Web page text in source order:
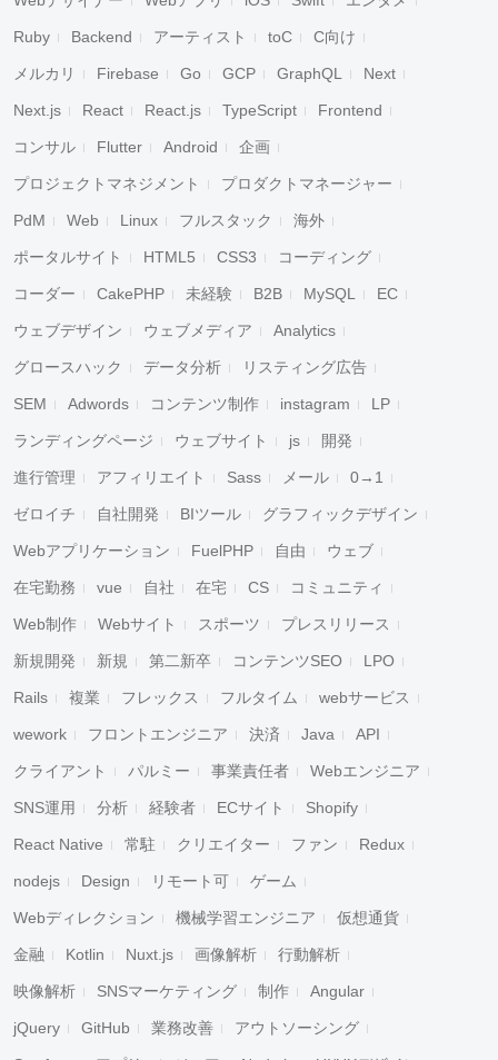
Ruby Backend アーティスト toC C向け
メルカリ Firebase Go GCP GraphQL Next
Next.js React React.js TypeScript Frontend
コンサル Flutter Android 企画
プロジェクトマネジメント プロダクトマネージャー
PdM Web Linux フルスタック 海外
ポータルサイト HTML5 CSS3 コーディング
コーダー CakePHP 未経験 B2B MySQL EC
ウェブデザイン ウェブメディア Analytics
グロースハック データ分析 リスティング広告
SEM Adwords コンテンツ制作 instagram LP
ランディングページ ウェブサイト js 開発
進行管理 アフィリエイト Sass メール 0→1
ゼロイチ 自社開発 BIツール グラフィックデザイン
Webアプリケーション FuelPHP 自由 ウェブ
在宅勤務 vue 自社 在宅 CS コミュニティ
Web制作 Webサイト スポーツ プレスリリース
新規開発 新規 第二新卒 コンテンツSEO LPO
Rails 複業 フレックス フルタイム webサービス
wework フロントエンジニア 決済 Java API
クライアント パルミー 事業責任者 Webエンジニア
SNS運用 分析 経験者 ECサイト Shopify
React Native 常駐 クリエイター ファン Redux
nodejs Design リモート可 ゲーム
Webディレクション 機械学習エンジニア 仮想通貨
金融 Kotlin Nuxt.js 画像解析 行動解析
映像解析 SNSマーケティング 制作 Angular
jQuery GitHub 業務改善 アウトソーシング